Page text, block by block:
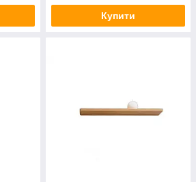
Купити